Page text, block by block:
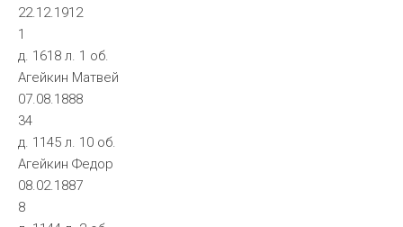
22.12.1912
1
д. 1618 л. 1 об.
Агейкин Матвей
07.08.1888
34
д. 1145 л. 10 об.
Агейкин Федор
08.02.1887
8